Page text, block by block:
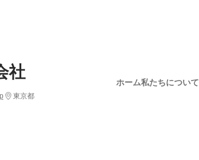
社
東京都
ホーム私たちについて